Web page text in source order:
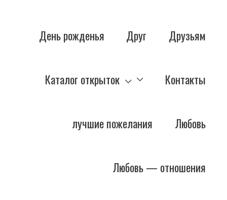
День рожденья Друг Друзьям
Каталог открыток Контакты
лучшие пожелания Любовь
Любовь — отношения